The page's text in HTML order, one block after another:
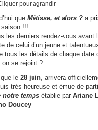
pour agrandir
que Métisse, et alors ? a
saison !!!
les derniers rendez-vous avant
de celui d’un jeune et
tous les détails de chaque date
on se rejoint ?
le 28 juin, arrivera
très heureuse et émue de
notre temps établie par Ariane
Doucey